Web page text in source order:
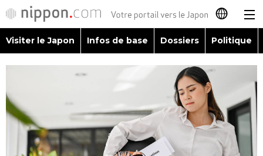
日本語
English
简体字
繁體字
Visiter le Japon
Infos de base
Visiter le Japon Infos de base Dossiers Politique